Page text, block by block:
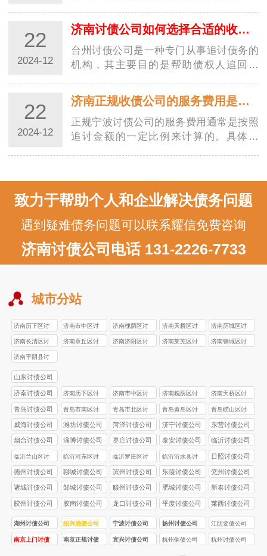
更加规范，并为债权人提供了更好的保
障。随着社会经济的发展，讨债行业也越
来越受到…
22
2024-12
济南讨债公司如何选择合适的收费方式？
台州讨债公司是一种专门从事追讨债务的
机构，其主要目的是帮助债权人追回欠
要考虑多种因素，以确保能够满足客户的
需求并获得合理的收益。以下是一些常见
的收费方…
22
2024-12
济南正规收债公司的服务费用是如何计算的？
正规宁波讨债公司的服务费用通常是按照
追讨金额的一定比例来计算的。具体来
主要费用，通常是按照追讨金额的固定比
例来计算…
致力于帮助个人和企业解决债务问题
遇到疑难债务问题可以联系耀信免费咨询
济南讨债公司电话 131-2226-7733
城市分站
济南历下区讨
债公司
济南市中区讨
债公司
济南槐荫区讨
债公司
济南天桥区讨
债公司
济南历城区讨
债公司
济南长清区讨
债公司
济南章丘区讨
济南济阳区讨
济南莱芜区讨
济南钢城区讨
济南平阴县讨
债公司
山东讨债公司
济南讨债公司
济南历下区讨
债公司
济南市中区讨
债公司
济南槐荫区讨
债公司
济南天桥区讨
债公司
青岛讨债公司
青岛市南区讨
债公司
青岛市北区讨
债公司
青岛黄岛区讨
债公司
青岛崂山区讨
债公司
威海讨债公司 潍坊讨债公司 菏泽讨债公司 济宁讨债公司 东营讨债公司
烟台讨债公司 淄博讨债公司 枣庄讨债公司 泰安讨债公司 临沂讨债公司
临沂兰山区讨
债公司
临沂河东区讨
债公司
临沂罗庄区讨
债公司
临沂沂水县讨
债公司
日照讨债公司
德州讨债公司 聊城讨债公司 滨州讨债公司 乐陵讨债公司 兖州讨债公司
诸城讨债公司 邹城讨债公司 滕州讨债公司 肥城讨债公司 新泰讨债公司
胶州讨债公司 胶南讨债公司 龙口讨债公司 平度讨债公司 莱西讨债公司
湖州讨债公司 绍兴清债公司 宁波讨债公司 扬州讨债公司 江阴要债公司
南京上门讨债
南京正规讨债
宜兴讨债公司 杭州催债公司 杭州讨债公司